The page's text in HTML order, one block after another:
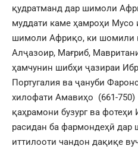
қудратманд дар шимоли
муддати каме ҳамроҳи
шимоли Африқо, ки шомили
Алҷазоир, Мағриб,
ҳамчунин шибҳи ҷазираи
Португалия ва ҷануби
хилофати Амавиҳо (661-750)
қаҳрамони бузург ва фотеҳи
расидан ба фармондеҳӣ дар
иттилооти чандон дақиқе